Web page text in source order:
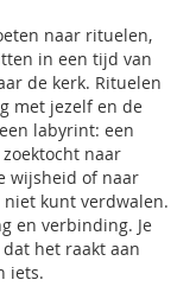
naar rituelen,
in een tijd van
de kerk. Rituelen
met jezelf en de
labyrint: een
naar
wijsheid of naar
kunt verdwalen.
en verbinding. Je
het raakt aan
iets.